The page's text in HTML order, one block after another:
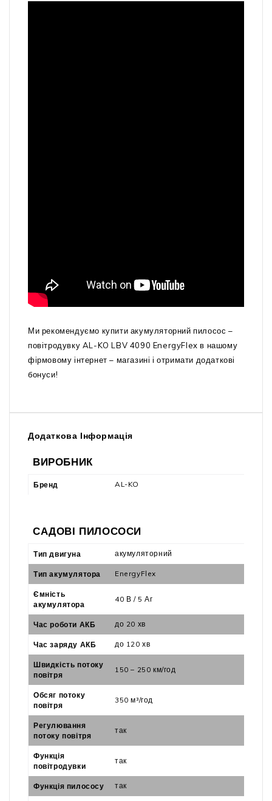
Ми рекомендуємо купити акумуляторний пилосос –
повітродувку AL-KO LBV 4090 EnergyFlex в нашому
фірмовому інтернет – магазині і отримати додаткові
бонуси!
Додаткова Інформація
ВИРОБНИК
Бренд AL-KO
САДОВІ ПИЛОСОСИ
Тип двигуна акумуляторний
Тип акумулятора EnergyFlex
Ємність
акумулятора
40 В / 5 Аг
Час роботи АКБ до 20 хв
Час заряду АКБ до 120 хв
Швидкість потоку
повітря
150 – 250 км/год
Обсяг потоку
повітря
350 м³/год
Регулювання
потоку повітря
так
Функція
повітродувки
так
Функція пилососу так